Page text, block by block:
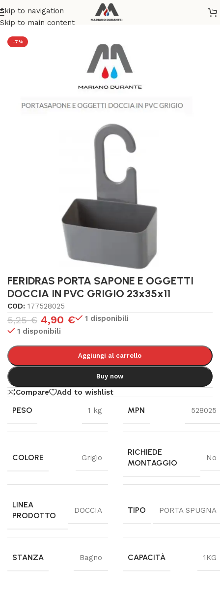
Skip to navigation
Skip to main content
Home/SANITARI/ACCESSORI BAGNO
-7%
FERIDRAS PORTA SAPONE E OGGETTI
DOCCIA IN PVC GRIGIO 23x35x11
COD: 177528025
5,25€ 4,90 €
1 disponibili
1 disponibili
Aggiungi al carrello
Buy now
Compare Add to wishlist
PESO 1 kg MPN 528025
COLORE Grigio
RICHIEDE
MONTAGGIO
No
LINEA
PRODOTTO
DOCCIA TIPO PORTA SPUGNA
STANZA Bagno CAPACITÀ 1KG